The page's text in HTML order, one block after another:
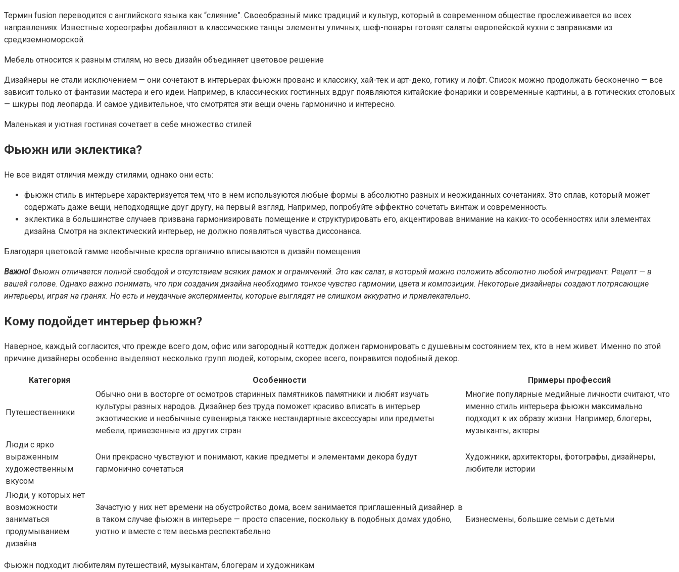
Термин fusion переводится с английского языка как “слияние”. Своеобразный микс традиций и культур, который в современном обществе прослеживается во всех
направлениях. Известные хореографы добавляют в классические танцы элементы уличных, шеф-повары готовят салаты европейской кухни с заправками из
средиземноморской.
Мебель относится к разным стилям, но весь дизайн объединяет цветовое решение
Дизайнеры не стали исключением — они сочетают в интерьерах фьюжн прованс и классику, хай-тек и арт-деко, готику и лофт. Список можно продолжать бесконечно — все
зависит только от фантазии мастера и его идеи. Например, в классических гостинных вдруг появляются китайские фонарики и современные картины, а в готических столовых
— шкуры под леопарда. И самое удивительное, что смотрятся эти вещи очень гармонично и интересно.
Маленькая и уютная гостиная сочетает в себе множество стилей
Фьюжн или эклектика?
Не все видят отличия между стилями, однако они есть:
фьюжн стиль в интерьере характеризуется тем, что в нем используются любые формы в абсолютно разных и неожиданных сочетаниях. Это сплав, который может
содержать даже вещи, неподходящие друг другу, на первый взгляд. Например, попробуйте эффектно сочетать винтаж и современность.
эклектика в большинстве случаев призвана гармонизировать помещение и структурировать его, акцентировав внимание на каких-то особенностях или элементах
дизайна. Смотря на эклектический интерьер, не должно появляться чувства диссонанса.
Благодаря цветовой гамме необычные кресла органично вписываются в дизайн помещения
Важно! Фьюжн отличается полной свободой и отсутствием всяких рамок и ограничений. Это как салат, в который можно положить абсолютно любой ингредиент. Рецепт — в
вашей голове. Однако важно понимать, что при создании дизайна необходимо тонкое чувство гармонии, цвета и композиции. Некоторые дизайнеры создают потрясающие
интерьеры, играя на гранях. Но есть и неудачные эксперименты, которые выглядят не слишком аккуратно и привлекательно.
Кому подойдет интерьер фьюжн?
Наверное, каждый согласится, что прежде всего дом, офис или загородный коттедж должен гармонировать с душевным состоянием тех, кто в нем живет. Именно по этой
причине дизайнеры особенно выделяют несколько групп людей, которым, скорее всего, понравится подобный декор.
Категория Особенности Примеры профессий
Путешественники
Обычно они в восторге от осмотров старинных памятников памятники и любят изучать
культуры разных народов. Дизайнер без труда поможет красиво вписать в интерьер
экзотические и необычные сувениры,а также нестандартные аксессуары или предметы
мебели, привезенные из других стран
Многие популярные медийные личности считают, что
именно стиль интерьера фьюжн максимально
подходит к их образу жизни. Например, блогеры,
музыканты, актеры
Люди с ярко
выраженным
художественным
вкусом
Они прекрасно чувствуют и понимают, какие предметы и элементами декора будут
гармонично сочетаться
Художники, архитекторы, фотографы, дизайнеры,
любители истории
Люди, у которых нет
возможности
заниматься
продумыванием
дизайна
Зачастую у них нет времени на обустройство дома, всем занимается приглашенный дизайнер. в
в таком случае фьюжн в интерьере — просто спасение, поскольку в подобных домах удобно,
уютно и вместе с тем весьма респектабельно
Бизнесмены, большие семьи с детьми
Фьюжн подходит любителям путешествий, музыкантам, блогерам и художникам